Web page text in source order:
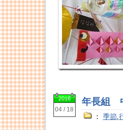
2016
04 / 18
年長組
： 季節,